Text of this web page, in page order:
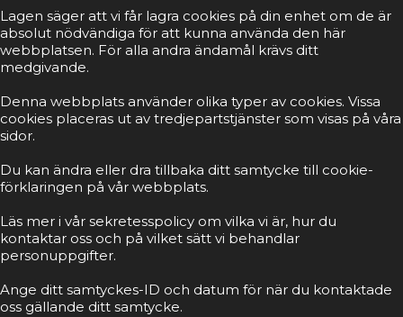
Lagen säger att vi får lagra cookies på din enhet om de är
absolut nödvändiga för att kunna använda den här
webbplatsen. För alla andra ändamål krävs ditt
medgivande.
Denna webbplats använder olika typer av cookies. Vissa
cookies placeras ut av tredjepartstjänster som visas på våra
sidor.
Du kan ändra eller dra tillbaka ditt samtycke till cookie-
förklaringen på vår webbplats.
Läs mer i vår sekretesspolicy om vilka vi är, hur du
kontaktar oss och på vilket sätt vi behandlar
personuppgifter.
Ange ditt samtyckes-ID och datum för när du kontaktade
oss gällande ditt samtycke.